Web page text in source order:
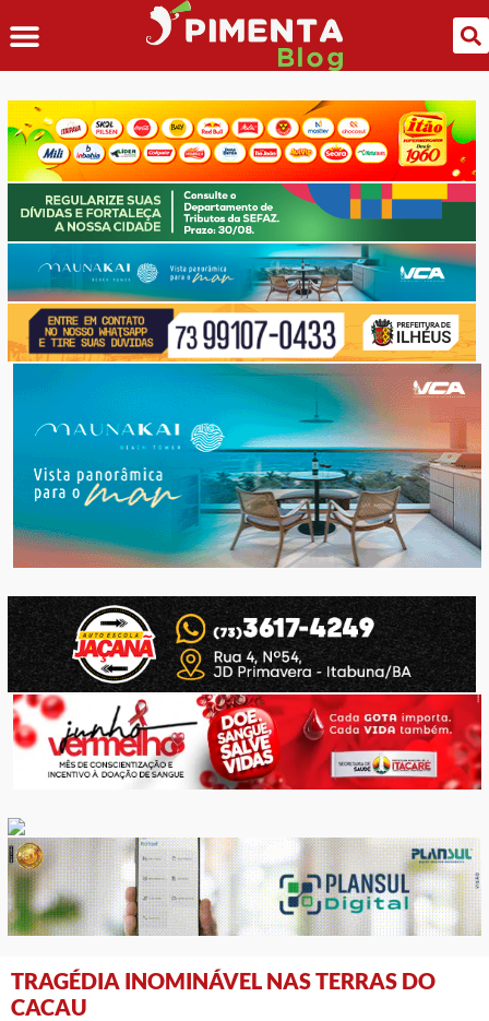
TRAGÉDIA INOMINÁVEL NAS TERRAS DO
CACAU